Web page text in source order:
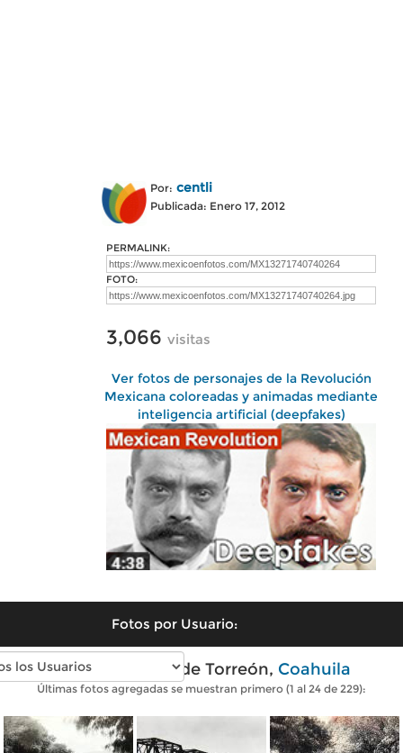
Por: centli
Publicada: Enero 17, 2012
PERMALINK:
FOTO:
3,066 visitas
Ver fotos de personajes de la Revolución
Mexicana coloreadas y animadas mediante
inteligencia artificial (deepfakes)
Fotos por Usuario:
Fotos antiguas de Torreón, Coahuila
Últimas fotos agregadas se muestran primero (1 al 24 de 229):